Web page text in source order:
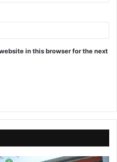
in this browser for the next